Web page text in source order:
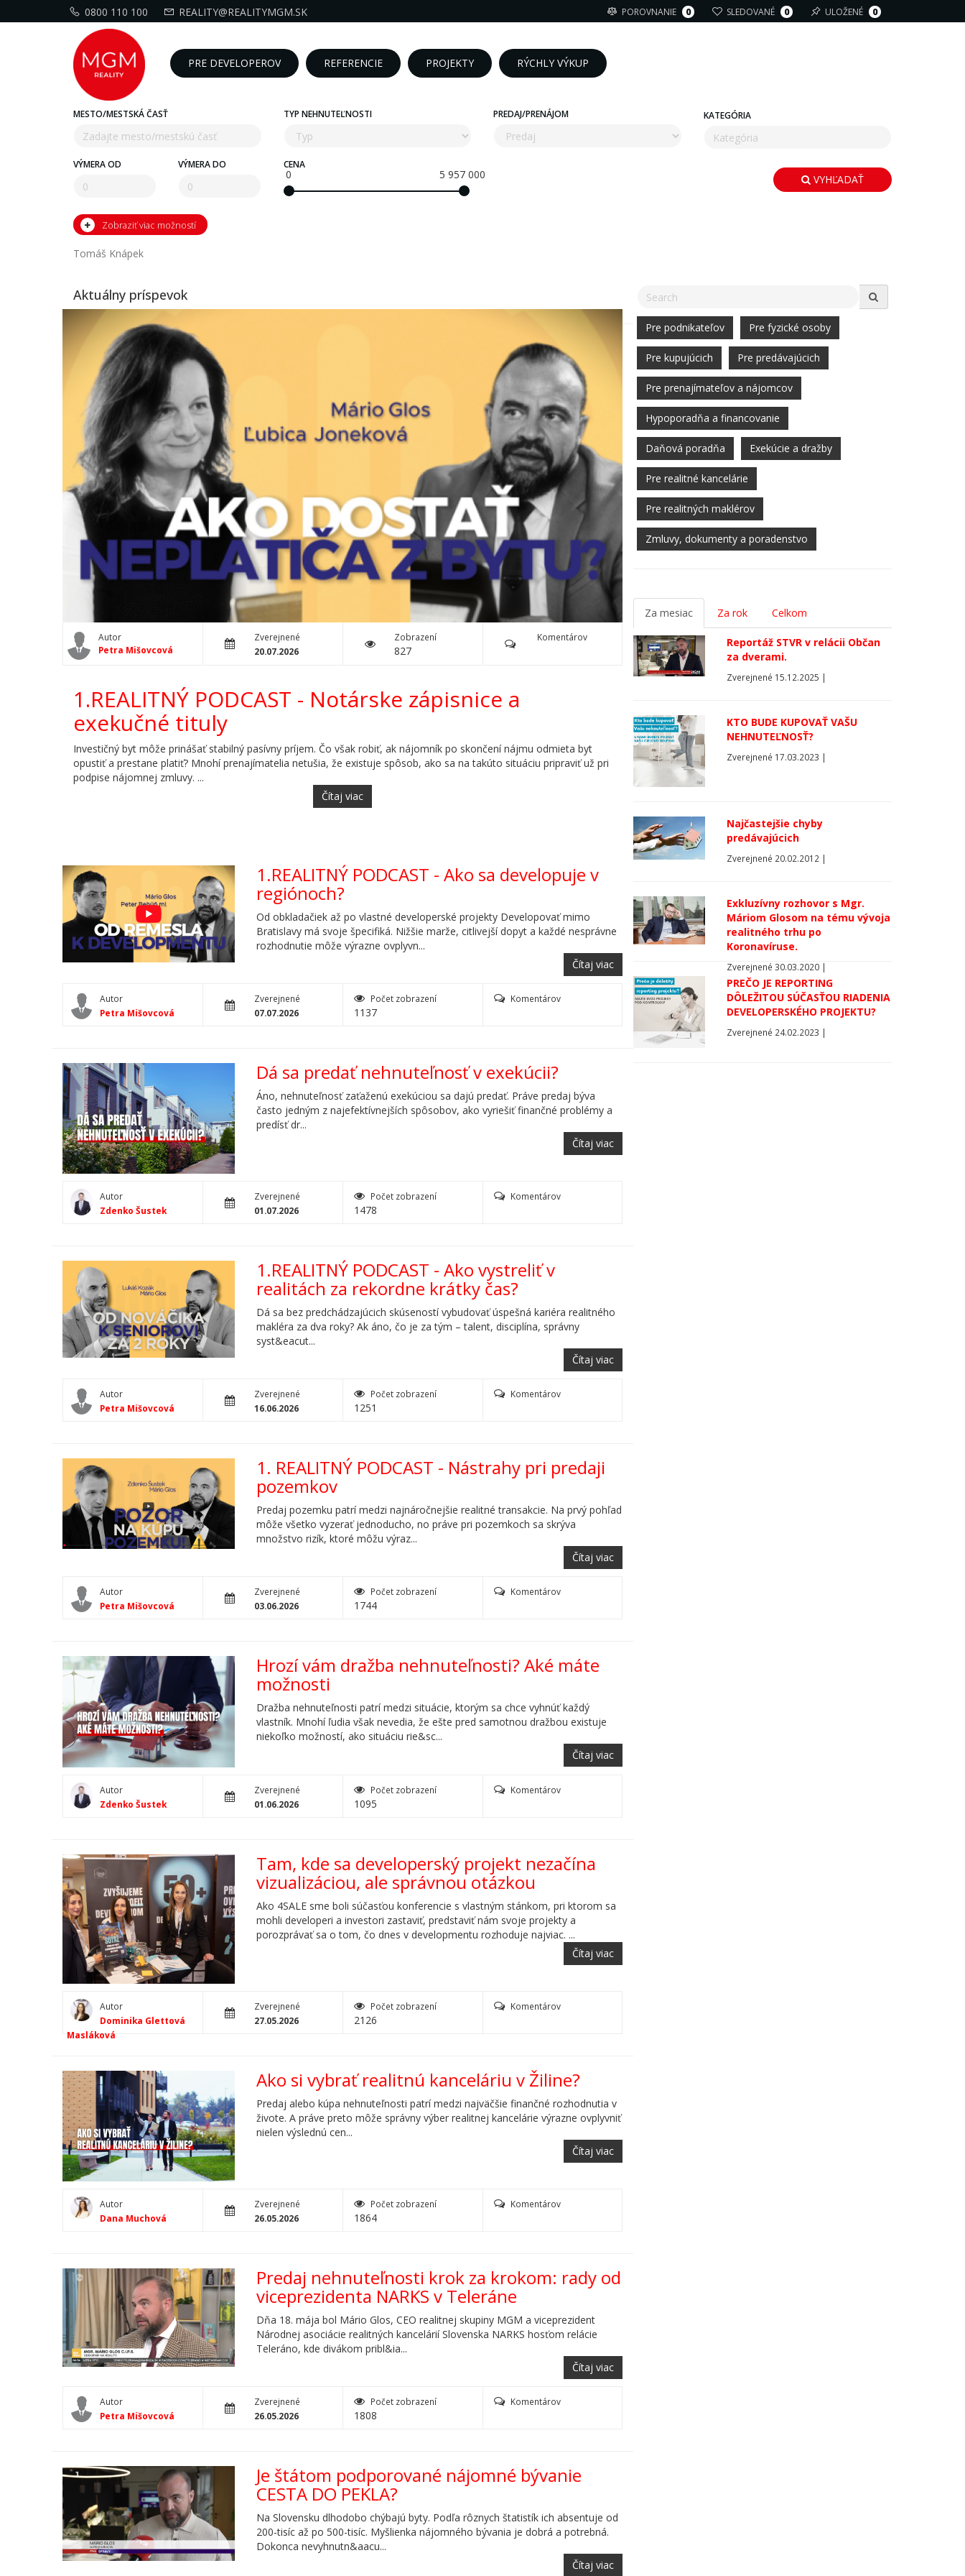
0800 110 100 REALITY@REALITYMGM.SK POROVNANIE 0 SLEDOVANÉ 0 ULOŽENÉ 0
PRE DEVELOPEROV REFERENCIE PROJEKTY RÝCHLY VÝKUP
MESTO/MESTSKÁ ČASŤ TYP NEHNUTEĽNOSTI PREDAJ/PRENÁJOM KATEGÓRIA
VÝMERA OD VÝMERA DO CENA
0 5 957 000 VYHĽADAŤ
Zobraziť viac možností
Tomáš Knápek
Aktuálny príspevok
Autor
Petra Mišovcová
Zverejnené
20.07.2026
Zobrazení
827
Komentárov
1.REALITNÝ PODCAST - Notárske zápisnice a
exekučné tituly
Investičný byt môže prinášať stabilný pasívny príjem. Čo však robiť, ak nájomník po skončení nájmu odmieta byt
opustiť a prestane platiť? Mnohí prenajímatelia netušia, že existuje spôsob, ako sa na takúto situáciu pripraviť už pri
podpise nájomnej zmluvy. ...
Čítaj viac
1.REALITNÝ PODCAST - Ako sa developuje v
regiónoch?
Od obkladačiek až po vlastné developerské projekty Developovať mimo
Bratislavy má svoje špecifiká. Nižšie marže, citlivejší dopyt a každé nesprávne
rozhodnutie môže výrazne ovplyvn...
Čítaj viac
Autor
Petra Mišovcová
Zverejnené
07.07.2026
Počet zobrazení
1137
Komentárov
Dá sa predať nehnuteľnosť v exekúcii?
Áno, nehnuteľnosť zaťaženú exekúciou sa dajú predať. Práve predaj býva
často jedným z najefektívnejších spôsobov, ako vyriešiť finančné problémy a
predísť dr...
Čítaj viac
Autor
Zdenko Šustek
Zverejnené
01.07.2026
Počet zobrazení
1478
Komentárov
1.REALITNÝ PODCAST - Ako vystreliť v
realitách za rekordne krátky čas?
Dá sa bez predchádzajúcich skúseností vybudovať úspešná kariéra realitného
makléra za dva roky? Ak áno, čo je za tým – talent, disciplína, správny
syst&eacut...
Čítaj viac
Autor
Petra Mišovcová
Zverejnené
16.06.2026
Počet zobrazení
1251
Komentárov
1. REALITNÝ PODCAST - Nástrahy pri predaji
pozemkov
Predaj pozemku patrí medzi najnáročnejšie realitné transakcie. Na prvý pohľad
môže všetko vyzerať jednoducho, no práve pri pozemkoch sa skrýva
množstvo rizík, ktoré môžu výraz...
Čítaj viac
Autor
Petra Mišovcová
Zverejnené
03.06.2026
Počet zobrazení
1744
Komentárov
Hrozí vám dražba nehnuteľnosti? Aké máte
možnosti
Dražba nehnuteľnosti patrí medzi situácie, ktorým sa chce vyhnúť každý
vlastník. Mnohí ľudia však nevedia, že ešte pred samotnou dražbou existuje
niekoľko možností, ako situáciu rie&sc...
Čítaj viac
Autor
Zdenko Šustek
Zverejnené
01.06.2026
Počet zobrazení
1095
Komentárov
Tam, kde sa developerský projekt nezačína
vizualizáciou, ale správnou otázkou
Ako 4SALE sme boli súčasťou konferencie s vlastným stánkom, pri ktorom sa
mohli developeri a investori zastaviť, predstaviť nám svoje projekty a
porozprávať sa o tom, čo dnes v developmentu rozhoduje najviac. ...
Čítaj viac
Autor
Dominika Glettová
Masláková
Zverejnené
27.05.2026
Počet zobrazení
2126
Komentárov
Ako si vybrať realitnú kanceláriu v Žiline?
Predaj alebo kúpa nehnuteľnosti patrí medzi najväčšie finančné rozhodnutia v
živote. A práve preto môže správny výber realitnej kancelárie výrazne ovplyvniť
nielen výslednú cen...
Čítaj viac
Autor
Dana Muchová
Zverejnené
26.05.2026
Počet zobrazení
1864
Komentárov
Predaj nehnuteľnosti krok za krokom: rady od
viceprezidenta NARKS v Teleráne
Dňa 18. mája bol Mário Glos, CEO realitnej skupiny MGM a viceprezident
Národnej asociácie realitných kancelárií Slovenska NARKS hosťom relácie
Teleráno, kde divákom pribl&ia...
Čítaj viac
Autor
Petra Mišovcová
Zverejnené
26.05.2026
Počet zobrazení
1808
Komentárov
Je štátom podporované nájomné bývanie
CESTA DO PEKLA?
Na Slovensku dlhodobo chýbajú byty. Podľa rôznych štatistík ich absentuje od
200-tisíc až po 500-tisíc. Myšlienka nájomného bývania je dobrá a potrebná.
Dokonca nevyhnutn&aacu...
Čítaj viac
Pre podnikateľov Pre fyzické osoby
Pre kupujúcich Pre predávajúcich
Pre prenajímateľov a nájomcov
Hypoporadňa a financovanie
Daňová poradňa Exekúcie a dražby
Pre realitné kancelárie
Pre realitných maklérov
Zmluvy, dokumenty a poradenstvo
Za mesiac Za rok Celkom
Reportáž STVR v relácii Občan
za dverami.
Zverejnené 15.12.2025 |
KTO BUDE KUPOVAŤ VAŠU
NEHNUTEĽNOSŤ?
Zverejnené 17.03.2023 |
Najčastejšie chyby
predávajúcich
Zverejnené 20.02.2012 |
Exkluzívny rozhovor s Mgr.
Máriom Glosom na tému vývoja
realitného trhu po
Koronavíruse.
Zverejnené 30.03.2020 |
PREČO JE REPORTING
DÔLEŽITOU SÚČASŤOU RIADENIA
DEVELOPERSKÉHO PROJEKTU?
Zverejnené 24.02.2023 |